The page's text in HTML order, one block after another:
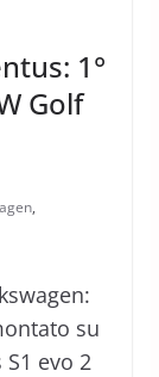
1°
Golf
,
su
evo 2